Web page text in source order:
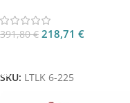
391,80€ 218,71 €
SKU: LTLK 6-225